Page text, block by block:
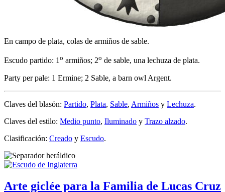
En campo de plata, colas de armiños de sable.
Escudo partido: 1o armiños; 2o de sable, una lechuza de plata.
Party per pale: 1 Ermine; 2 Sable, a barn owl Argent.
Claves del blasón: Partido, Plata, Sable, Armiños y Lechuza.
Claves del estilo: Medio punto, Iluminado y Trazo alzado.
Clasificación: Creado y Escudo.
Arte giclée para la Familia de Lucas Cruz